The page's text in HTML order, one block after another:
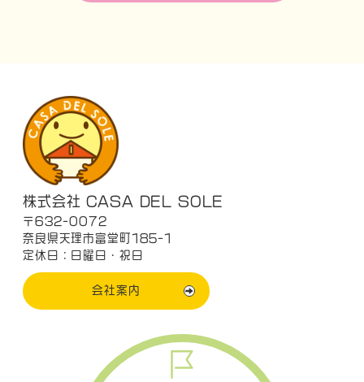
株式会社 CASA DEL SOLE
〒632-0072
奈良県天理市富堂町185-1
定休日：日曜日・祝日
会社案内